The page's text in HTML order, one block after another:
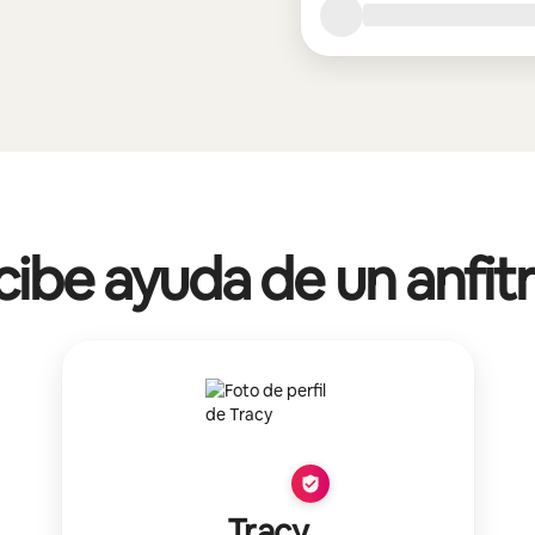
ayuda de un